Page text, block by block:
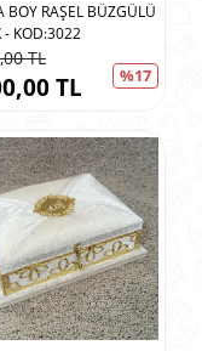
BOY RAŞEL BÜZGÜLÜ
- KOD:3022
TL
%17
TL